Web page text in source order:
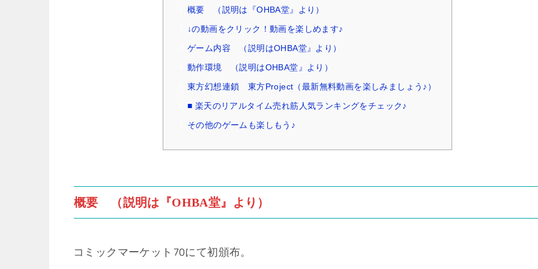
概要 （説明は『OHBA堂』より）
↓の動画をクリック！動画を楽しめます♪
ゲーム内容 （説明はOHBA堂』より）
動作環境 （説明はOHBA堂』より）
東方幻想連鎖 東方Project（最新無料動画を楽しみましょう♪）
■ 楽天のリアルタイム売れ筋人気ランキングをチェック♪
その他のゲームも楽しもう♪
概要 （説明は『OHBA堂』より）
コミックマーケット70にて初頒布。